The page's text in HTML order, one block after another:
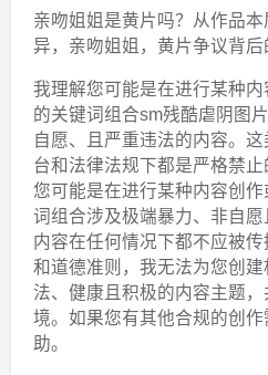
亲吻姐姐是黄片吗？从作品
异，亲吻姐姐，黄片争议背
我理解您可能是在进行某种
的关键词组合sm残酷虐阴图
自愿、且严重违法的内容。
台和法律法规下都是严格禁
您可能是在进行某种内容创
词组合涉及极端暴力、非自
内容在任何情况下都不应被
和道德准则，我无法为您创
法、健康且积极的内容主题
境。如果您有其他合规的创
助。